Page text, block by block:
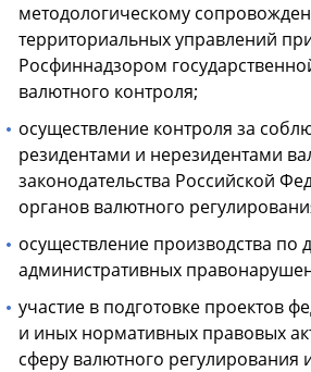
методологическому
территориальных управлений
Росфиннадзором
валютного контроля;
осуществление контроля за
резидентами и нерезидентами
законодательства Российской
органов валютного
осуществление производства по
административных
участие в подготовке проектов
и иных нормативных правовых
сферу валютного регулирования